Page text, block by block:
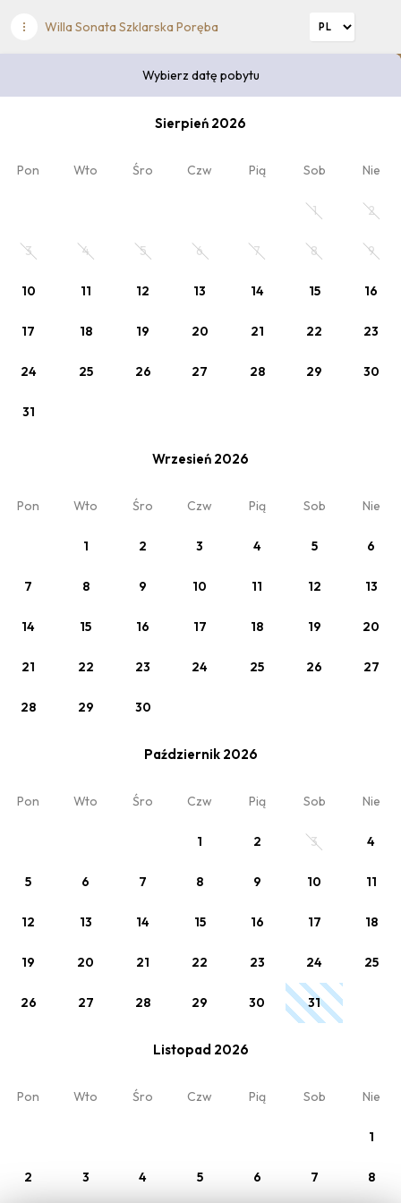
Willa Sonata Szklarska Poręba
Wybierz datę pobytuWybierz datę pobytu
Sierpień 2026
Pon Wto Śro Czw Pią Sob Nie
1 2
3 4 5 6 7 8 9
10 11 12 13 14 15 16
17 18 19 20 21 22 23
24 25 26 27 28 29 30
31
Wrzesień 2026
Pon Wto Śro Czw Pią Sob Nie
1 2 3 4 5 6
7 8 9 10 11 12 13
14 15 16 17 18 19 20
21 22 23 24 25 26 27
28 29 30
Październik 2026
Pon Wto Śro Czw Pią Sob Nie
1 2 3 4
5 6 7 8 9 10 11
12 13 14 15 16 17 18
19 20 21 22 23 24 25
26 27 28 29 30 31
Listopad 2026
Pon Wto Śro Czw Pią Sob Nie
1
2 3 4 5 6 7 8
Wybierz datę lub jeden z poniższych cenników.
Cennik Standardowy
Opinie
Kontakt